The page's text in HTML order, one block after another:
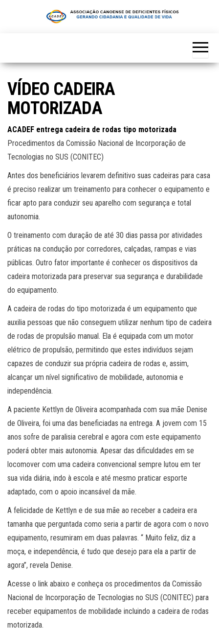
VÍDEO CADEIRA
MOTORIZADA
ACADEF entrega cadeira de rodas tipo motorizada
Procedimentos da Comissão Nacional de Incorporação de
Tecnologias no SUS (CONITEC)
Antes dos beneficiários levarem definitivo suas cadeiras para casa
é preciso realizar um treinamento para conhecer o equipamento e
ficar apto para conduzir seu aparelho com segurança e total
autonomia.
O treinamento com duração de até 30 dias passa por atividades
práticas na condução por corredores, calçadas, rampas e vias
públicas. Outro fator importante é conhecer os dispositivos da
cadeira motorizada para preservar sua segurança e durabilidade
do equipamento.
A cadeira de rodas do tipo motorizada é um equipamento que
auxilia pessoas que não conseguem utilizar nenhum tipo de cadeira
de rodas de propulsão manual. Ela é equipada com um motor
elétrico de propulsão, permitindo que estes indivíduos sejam
capazes de conduzir sua própria cadeira de rodas e, assim,
alcançar um nível significativo de mobilidade, autonomia e
independência.
A paciente Kettlyn de Oliveira acompanhada com sua mãe Denise
de Oliveira, foi uma das beneficiadas na entrega. A jovem com 15
anos sofre de paralisia cerebral e agora com este equipamento
poderá obter mais autonomia. Apesar das dificuldades em se
locomover com uma cadeira convencional sempre lutou em ter
sua vida diária, indo à escola e até mesmo praticar esporte
adaptado, com o apoio incansável da mãe.
A felicidade de Kettlyn e de sua mãe ao receber a cadeira era
tamanha que perguntada como seria a partir de agora com o novo
equipamento, resumiram em duas palavras. “ Muito feliz, diz a
moça, e independência, é tudo que desejo para ela a partir de
agora”, revela Denise.
Acesse o link abaixo e conheça os procedimentos da Comissão
Nacional de Incorporação de Tecnologias no SUS (CONITEC) para
receber equipamentos de mobilidade incluindo a cadeira de rodas
motorizada.